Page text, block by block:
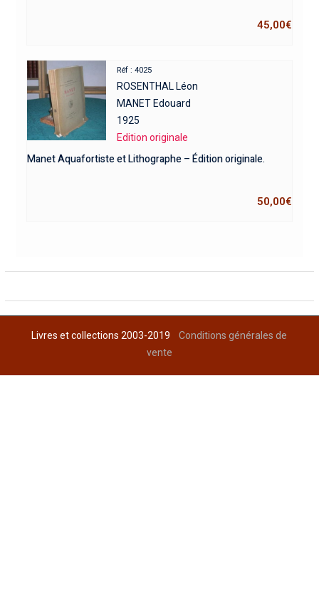
45,00€
Réf : 4025
ROSENTHAL Léon
MANET Edouard
1925
Edition originale
Manet Aquafortiste et Lithographe – Édition originale.
50,00€
Livres et collections 2003-2019Conditions générales de
vente